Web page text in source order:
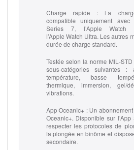
Charge rapide : La
compatible uniquement avec
Series 7, l’Apple
l’Apple Watch Ultra. Les autres
durée de charge standard.
Testée selon la norme
sous-catégories suivantes :
température, basse
thermique, immersion, gel/
vibrations.
App Oceanic+ :Un
Oceanic+. Disponible sur l’App
respecter les protocoles de
la plongée en binôme et
secondaire.